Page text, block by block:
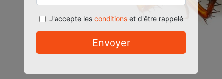
J'accepte les conditionset d'être rappelé
Envoyer